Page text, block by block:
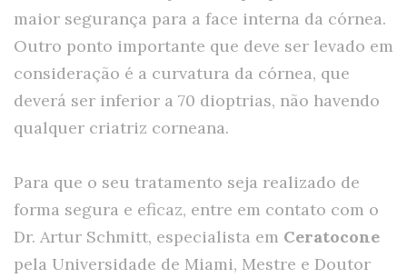
maior segurança para a face interna da córnea.
Outro ponto importante que deve ser levado em
consideração é a curvatura da córnea, que
deverá ser inferior a 70 dioptrias, não havendo
qualquer criatriz corneana.
Para que o seu tratamento seja realizado de
forma segura e eficaz, entre em contato com o
Dr. Artur Schmitt, especialista em Ceratocone
pela Universidade de Miami, Mestre e Doutor